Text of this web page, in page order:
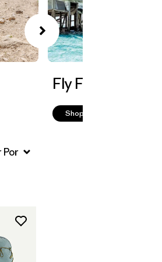
Fly Fishing
Shop